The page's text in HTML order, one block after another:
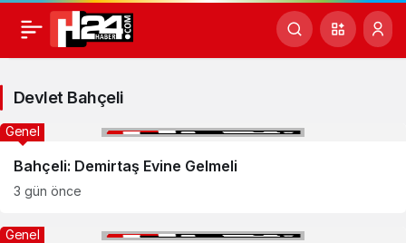
Devlet
Bahçeli
Haberleri
Devlet Bahçeli
Bahçeli: Demirtaş Evine Gelmeli
Genel
3 gün önce
Genel